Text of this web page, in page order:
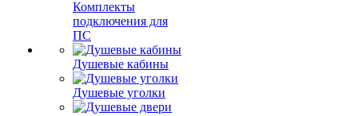
Комплекты
подключения для
ПС
Душевые кабины
Душевые уголки